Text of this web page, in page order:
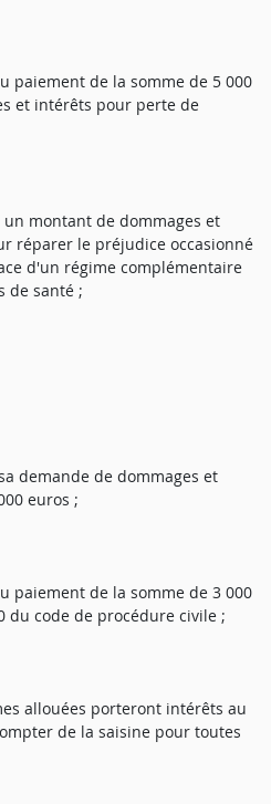
paiement de la somme de 5 000
et intérêts pour perte de
montant de dommages et
réparer le préjudice occasionné
d'un régime complémentaire
de santé ;
demande de dommages et
euros ;
paiement de la somme de 3 000
du code de procédure civile ;
allouées porteront intérêts au
de la saisine pour toutes